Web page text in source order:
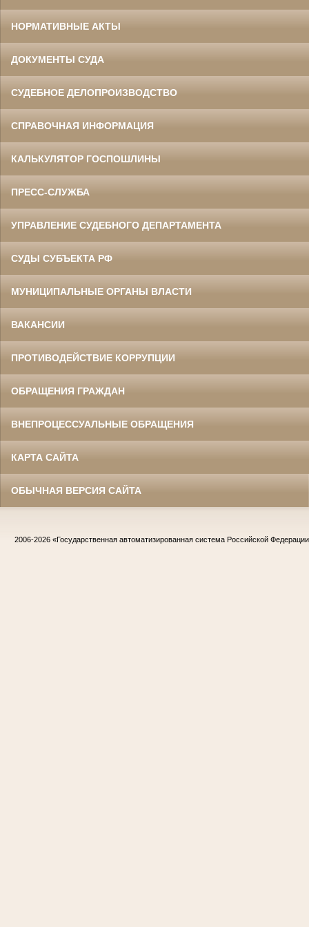
НОРМАТИВНЫЕ АКТЫ
ДОКУМЕНТЫ СУДА
СУДЕБНОЕ ДЕЛОПРОИЗВОДСТВО
СПРАВОЧНАЯ ИНФОРМАЦИЯ
КАЛЬКУЛЯТОР ГОСПОШЛИНЫ
ПРЕСС-СЛУЖБА
УПРАВЛЕНИЕ СУДЕБНОГО ДЕПАРТАМЕНТА
СУДЫ СУБЪЕКТА РФ
МУНИЦИПАЛЬНЫЕ ОРГАНЫ ВЛАСТИ
ВАКАНСИИ
ПРОТИВОДЕЙСТВИЕ КОРРУПЦИИ
ОБРАЩЕНИЯ ГРАЖДАН
ВНЕПРОЦЕССУАЛЬНЫЕ ОБРАЩЕНИЯ
КАРТА САЙТА
ОБЫЧНАЯ ВЕРСИЯ САЙТА
2006-2026 «Государственная автоматизированная система Российской